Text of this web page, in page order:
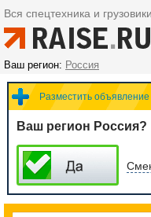
Вся спецтехника и грузовики
Ваш регион: Россия
Разместить объявление
Ваш регион Россия?